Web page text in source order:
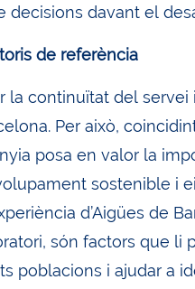
decisions davant el
de referència
la continuïtat del
Per això,
posa en valor la
sostenible i
d’Aigües de
són factors que li
poblacions i ajudar a